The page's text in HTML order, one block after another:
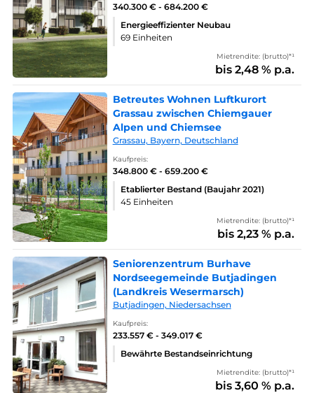
340.300 € - 684.200 €
Energieeffizienter Neubau
69 Einheiten
Mietrendite: (brutto)*¹
bis 2,48 % p.a.
Betreutes Wohnen Luftkurort
Grassau zwischen Chiemgauer
Alpen und Chiemsee
Grassau, Bayern, Deutschland
Kaufpreis:
348.800 € - 659.200 €
Etablierter Bestand (Baujahr 2021)
45 Einheiten
Mietrendite: (brutto)*¹
bis 2,23 % p.a.
Seniorenzentrum Burhave
Nordseegemeinde Butjadingen
(Landkreis Wesermarsch)
Butjadingen, Niedersachsen
Kaufpreis:
233.557 € - 349.017 €
Bewährte Bestandseinrichtung
Mietrendite: (brutto)*¹
bis 3,60 % p.a.